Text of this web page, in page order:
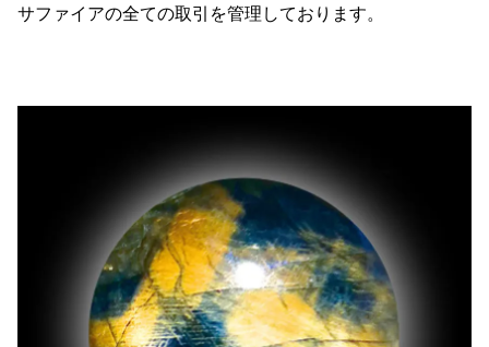
サファイアの全ての取引を管理しております。